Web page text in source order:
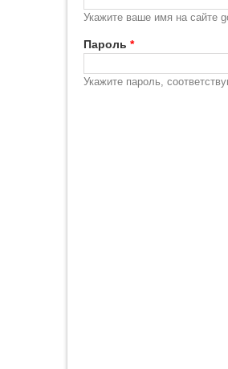
Укажите ваше имя на сайте
Пароль *
Укажите пароль,